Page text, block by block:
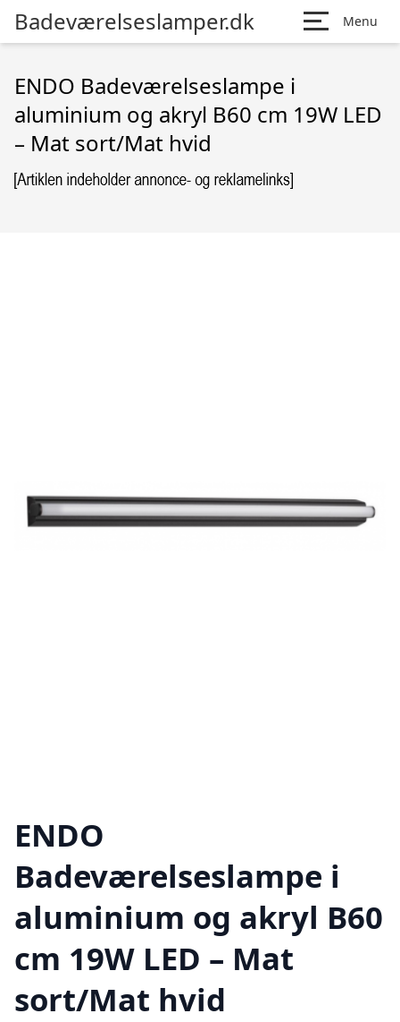
Badeværelseslamper.dk Menu
ENDO Badeværelseslampe i
aluminium og akryl B60 cm 19W LED
– Mat sort/Mat hvid
ENDO
Badeværelseslampe i
aluminium og akryl B60
cm 19W LED – Mat
sort/Mat hvid